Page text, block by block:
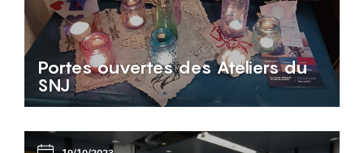
Portes ouvertes des Ateliers du
SNJ